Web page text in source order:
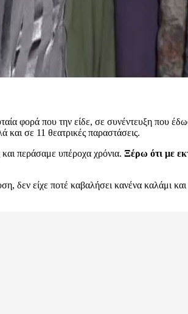
φορά που την είδε, σε συνέντευξη που
και σε 11 θεατρικές παραστάσεις.
περάσαμε υπέροχα χρόνια. Ξέρω ότι με
δεν είχε ποτέ καβαλήσει κανένα καλάμι